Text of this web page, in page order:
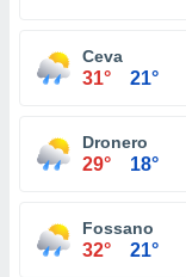
Ceva
31° 21°
Dronero
29° 18°
Fossano
32° 21°